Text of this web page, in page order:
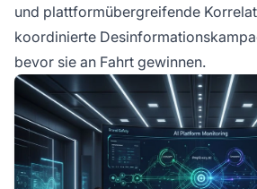
und plattformübergreifende
koordinierte
bevor sie an Fahrt gewinnen.